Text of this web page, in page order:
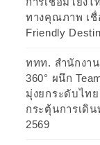
ทางคุณภาพ เชื่
Friendly
ททท. สำนักงา
360° ผนึก
มุ่งยกระดับไทย
กระตุ้นการเดิ
2569